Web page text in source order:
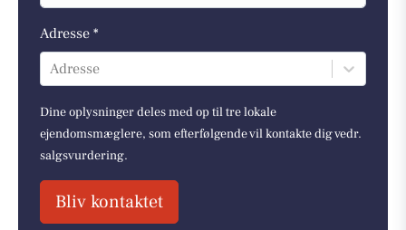
Adresse *
Adresse
Dine oplysninger deles med op til tre lokale
ejendomsmæglere, som efterfølgende vil kontakte dig vedr.
salgsvurdering.
Bliv kontaktet